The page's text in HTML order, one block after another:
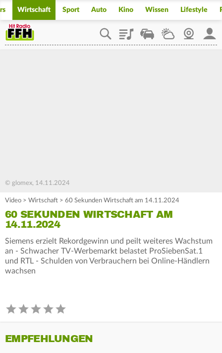
Wirtschaft Sport Auto Kino Wissen Lifestyle
PlaylistStaupilotWetterWebcam
© glomex, 14.11.2024
Video > Wirtschaft > 60 Sekunden Wirtschaft am 14.11.2024
60 SEKUNDEN WIRTSCHAFT AM
14.11.2024
Siemens erzielt Rekordgewinn und peilt weiteres Wachstum
an - Schwacher TV-Werbemarkt belastet ProSiebenSat.1
und RTL - Schulden von Verbrauchern bei Online-Händlern
wachsen
EMPFEHLUNGEN